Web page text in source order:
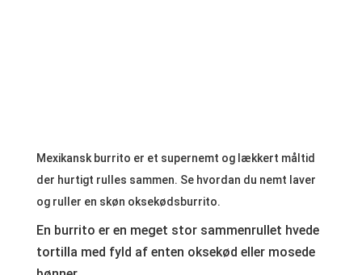
Mexikansk burrito er et supernemt og lækkert måltid
der hurtigt rulles sammen. Se hvordan du nemt laver
og ruller en skøn oksekødsburrito.
En burrito er en meget stor sammenrullet hvede
tortilla med fyld af enten oksekød eller mosede